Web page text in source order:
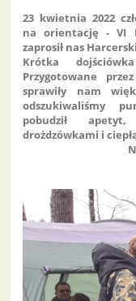
23 kwietnia 2022
na orientację - VI
zaprosił nas
Krótka
Przygotowane
sprawiły nam
odszukiwaliśmy
pobudził
drożdzówkami i